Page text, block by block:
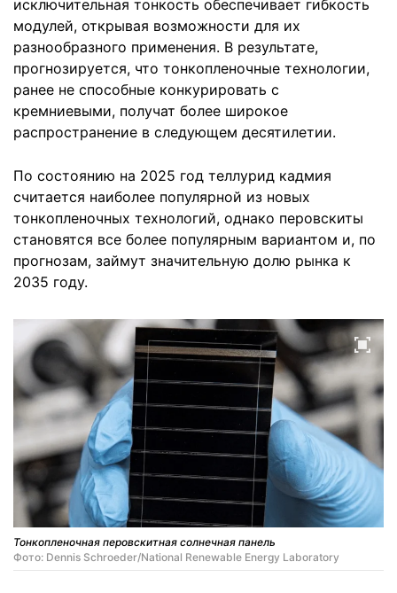
исключительная тонкость обеспечивает гибкость
модулей, открывая возможности для их
разнообразного применения. В результате,
прогнозируется, что тонкопленочные технологии,
ранее не способные конкурировать с
кремниевыми, получат более широкое
распространение в следующем десятилетии.
По состоянию на 2025 год теллурид кадмия
считается наиболее популярной из новых
тонкопленочных технологий, однако перовскиты
становятся все более популярным вариантом и, по
прогнозам, займут значительную долю рынка к
2035 году.
Тонкопленочная перовскитная солнечная панель
Фото: Dennis Schroeder/National Renewable Energy Laboratory